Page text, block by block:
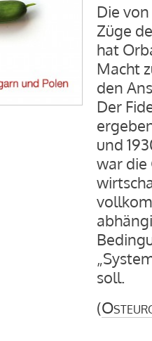
Die
Züge
hat
Macht
den
Der
und
war die
soll.
(